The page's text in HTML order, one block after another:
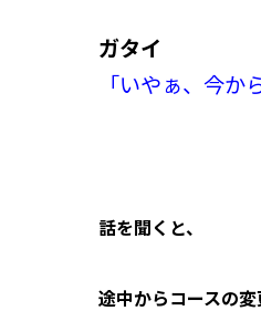
ガタイ
「いやぁ、今か
話を聞くと、
途中からコースの変